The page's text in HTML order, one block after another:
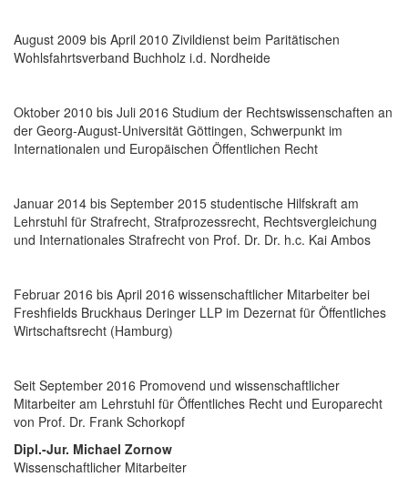
August 2009 bis April 2010 Zivildienst beim Paritätischen
Wohlsfahrtsverband Buchholz i.d. Nordheide
Oktober 2010 bis Juli 2016 Studium der Rechtswissenschaften an
der Georg-August-Universität Göttingen, Schwerpunkt im
Internationalen und Europäischen Öffentlichen Recht
Januar 2014 bis September 2015 studentische Hilfskraft am
Lehrstuhl für Strafrecht, Strafprozessrecht, Rechtsvergleichung
und Internationales Strafrecht von Prof. Dr. Dr. h.c. Kai Ambos
Februar 2016 bis April 2016 wissenschaftlicher Mitarbeiter bei
Freshfields Bruckhaus Deringer LLP im Dezernat für Öffentliches
Wirtschaftsrecht (Hamburg)
Seit September 2016 Promovend und wissenschaftlicher
Mitarbeiter am Lehrstuhl für Öffentliches Recht und Europarecht
von Prof. Dr. Frank Schorkopf
Dipl.-Jur. Michael Zornow
Wissenschaftlicher Mitarbeiter